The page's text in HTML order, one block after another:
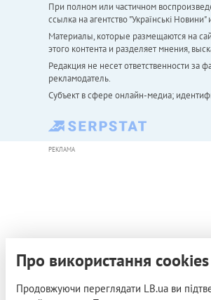
При полном или частичном
ссылка на агентство "Українськi
Материалы, которые размещаются на
этого контента и разделяет мнения,
Редакция не несет ответственности за
рекламодатель.
Субъект в сфере онлайн-медиа;
РЕКЛАМА
Про використання cookies
Продовжуючи переглядати LB.ua ви